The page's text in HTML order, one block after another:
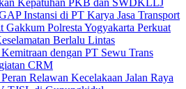
Kepatuhan PKB dan SWDKLLJ
Instansi di PT Karya Jasa Transport
Gakkum Polresta Yogyakarta Perkuat
Berlalu Lintas
dengan PT Sewu Trans
CRM
Relawan Kecelakaan Jalan Raya